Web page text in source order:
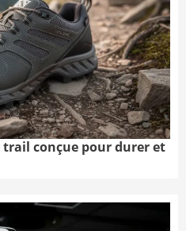
trail conçue pour durer et